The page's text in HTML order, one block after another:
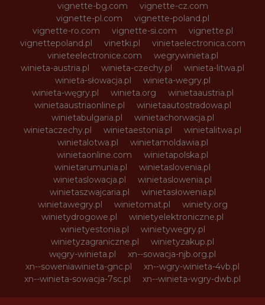
vignette-bg.com
vignette-cz.com
vignette-pl.com
vignette-poland.pl
vignette-ro.com
vignette-si.com
vignette.pl
vignettepoland.pl
vinetki.pl
vinietaelectronica.com
vinieteelectronice.com
wegrywinieta.pl
winieta-austria.pl
winieta-czechy.pl
winieta-litwa.pl
winieta-słowacja.pl
winieta-wegry.pl
winieta-węgry.pl
winieta.org
winietaaustria.pl
winietaaustriaonline.pl
winietaautostradowa.pl
winietabulgaria.pl
winietachorwacja.pl
winietaczechy.pl
winietaestonia.pl
winietalitwa.pl
winietalotwa.pl
winietamoldawia.pl
winietaonline.com
winietapolska.pl
winietarumunia.pl
winietaslovenia.pl
winietaslowacja.pl
winietaslowenia.pl
winietaszwajcaria.pl
winietasłowenia.pl
winietawegry.pl
winietomat.pl
winiety.org
winietydrogowe.pl
winietyelektroniczne.pl
winietyestonia.pl
winietywegry.pl
winietyzagraniczne.pl
winietyzakup.pl
węgry-winieta.pl
xn--sowacja-njb.org.pl
xn--soweniawinieta-gnc.pl
xn--wgry-winieta-4vb.pl
xn--winieta-sowacja-7sc.pl
xn--winieta-wgry-dwb.pl